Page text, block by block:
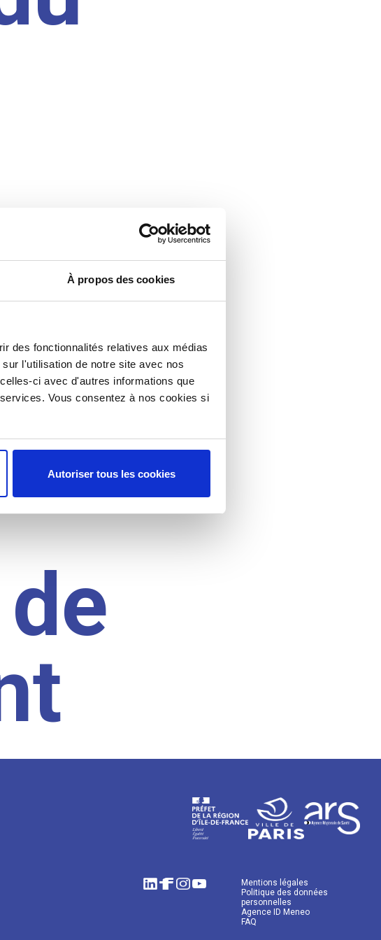
À propos des cookies
des fonctionnalités relatives aux médias
l'utilisation de notre site avec nos
ci avec d'autres informations que
Vous consentez à nos cookies si
Autoriser tous les cookies
Mentions légales
Politique des données
personnelles
Agence ID Meneo
FAQ